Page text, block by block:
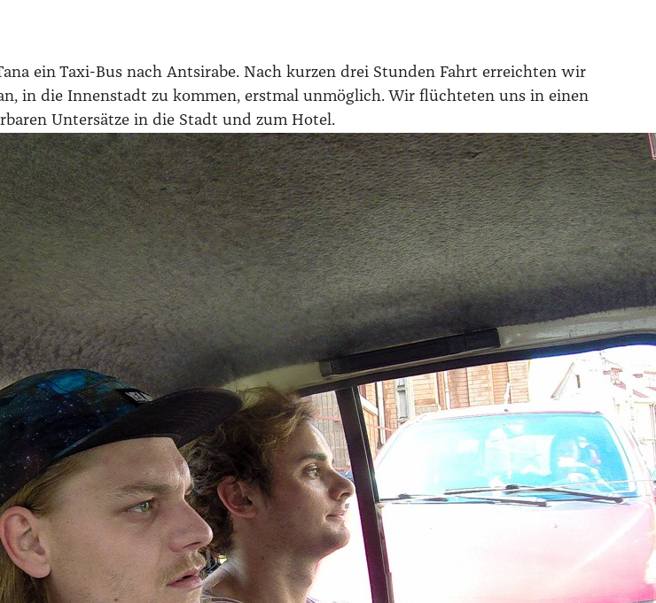
ein Taxi-Bus nach Ant­si­ra­be. Nach kur­zen drei Stun­den Fahrt erreich­ten wir
in die Innen­stadt zu kom­men, erst­mal unmög­lich. Wir flüch­te­ten uns in einen
Unter­sät­ze in die Stadt und zum Hotel.